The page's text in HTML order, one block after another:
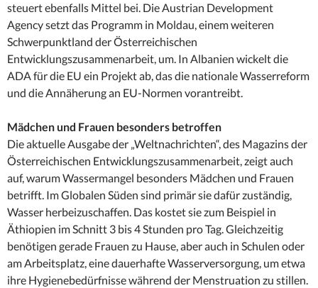
steuert ebenfalls Mittel bei. Die Austrian Development
Agency setzt das Programm in Moldau, einem weiteren
Schwerpunktland der Österreichischen
Entwicklungszusammenarbeit, um. In Albanien wickelt die
ADA für die EU ein Projekt ab, das die nationale Wasserreform
und die Annäherung an EU-Normen vorantreibt.
Mädchen und Frauen besonders betroffen
Die aktuelle Ausgabe der „Weltnachrichten“, des Magazins der
Österreichischen Entwicklungszusammenarbeit, zeigt auch
auf, warum Wassermangel besonders Mädchen und Frauen
betrifft. Im Globalen Süden sind primär sie dafür zuständig,
Wasser herbeizuschaffen. Das kostet sie zum Beispiel in
Äthiopien im Schnitt 3 bis 4 Stunden pro Tag. Gleichzeitig
benötigen gerade Frauen zu Hause, aber auch in Schulen oder
am Arbeitsplatz, eine dauerhafte Wasserversorgung, um etwa
ihre Hygienebedürfnisse während der Menstruation zu stillen.